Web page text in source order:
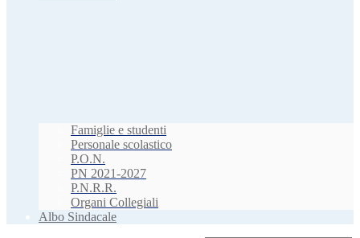
Famiglie e studenti
Personale scolastico
P.O.N.
PN 2021-2027
P.N.R.R.
Organi Collegiali
Albo Sindacale